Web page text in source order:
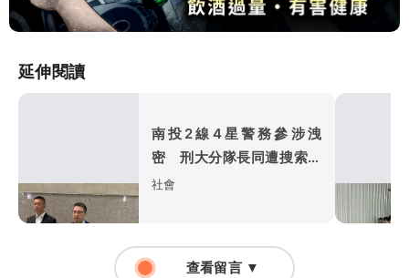
延伸閱讀
南投2線4星警務參涉洩
密 刑大分隊長同遭搜索！
雙雙記過調職
社會
查看留言 ▼